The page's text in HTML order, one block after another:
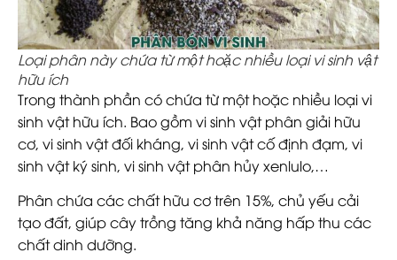
Loại phân này chứa từ một hoặc nhiều loại vi sinh vật
hữu ích
Trong thành phần có chứa từ một hoặc nhiều loại vi
sinh vật hữu ích. Bao gồm vi sinh vật phân giải hữu
cơ, vi sinh vật đối kháng, vi sinh vật cố định đạm, vi
sinh vật ký sinh, vi sinh vật phân hủy xenlulo,…
Phân chứa các chất hữu cơ trên 15%, chủ yếu cải
tạo đất, giúp cây trồng tăng khả năng hấp thu các
chất dinh dưỡng.